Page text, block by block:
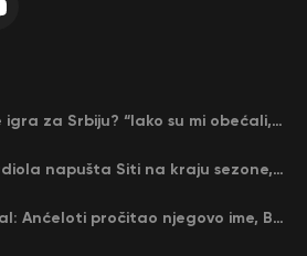
Zašto Rade Krunić ne igra za Srbiju? “Iako su mi obećali, niko me nije zvao…”
Kraj jedne ere – Gvardiola napušta Siti na kraju sezone, menja ga njegov nekadašnji rival
Nejmar ide na Mundijal: Anćeloti pročitao njegovo ime, Brazil u delirijumu (VIDEO)